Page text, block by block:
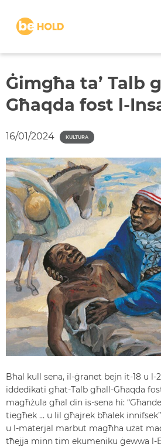
n
Ġimgħa ta’ Talb
Għaqda fost l-
16/01/2024 KULTURA
Bħal kull sena, il-ġranet bejn it-18 u l-
iddedikati għat-Talb għall-Għaqda
magħżula għal din is-sena hi:
tiegħek … u lil għajrek bħalek
u l-materjal marbut magħha użat
tħejja minn tim ekumeniku ġewwa l-